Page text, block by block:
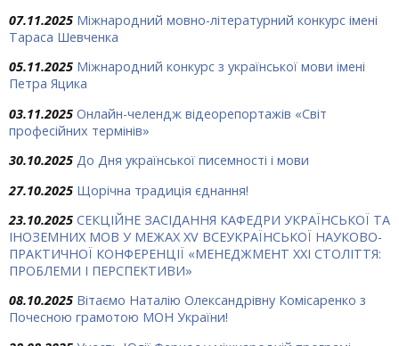
07.11.2025 Міжнародний мовно-літературний конкурс імені
Тараса Шевченка
05.11.2025 Міжнародний конкурс з української мови імені
Петра Яцика
03.11.2025 Онлайн-челендж відеорепортажів «Світ
професійних термінів»
30.10.2025 До Дня української писемності і мови
27.10.2025 Щорічна традиція єднання!
23.10.2025 СЕКЦІЙНЕ ЗАСІДАННЯ КАФЕДРИ УКРАЇНСЬКОЇ ТА
ІНОЗЕМНИХ МОВ У МЕЖАХ ХV ВСЕУКРАЇНСЬКОЇ НАУКОВО-
ПРАКТИЧНОЇ КОНФЕРЕНЦІЇ «МЕНЕДЖМЕНТ XXI СТОЛІТТЯ:
ПРОБЛЕМИ І ПЕРСПЕКТИВИ»
08.10.2025 Вітаємо Наталію Олександрівну Комісаренко з
Почесною грамотою МОН України!